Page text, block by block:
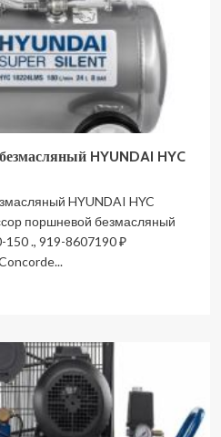
HYUNDAI HYC
HYUNDAI HYC
поршневой безмасляный
150 ., 919-8607190 ₽